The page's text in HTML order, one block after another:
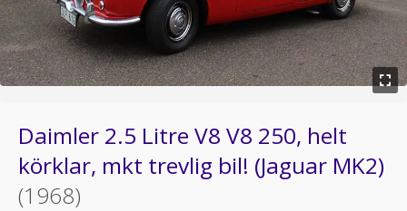
Daimler 2.5 Litre V8 V8 250, helt
körklar, mkt trevlig bil! (Jaguar MK2)
(1968)